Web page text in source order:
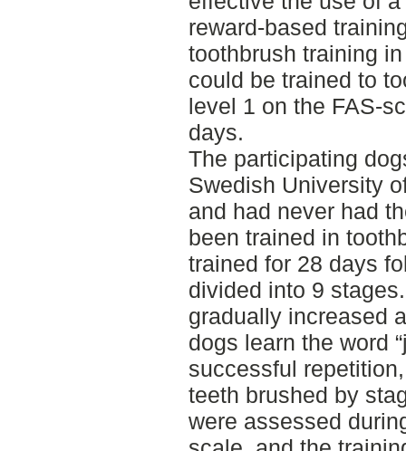
reward-based
toothbrush training
could be trained to
level 1 on the FAS-
days.
The participating
Swedish University
and had never had
been trained in
trained for 28 days
divided into 9
gradually increased
dogs learn the word
successful
teeth brushed by
were assessed